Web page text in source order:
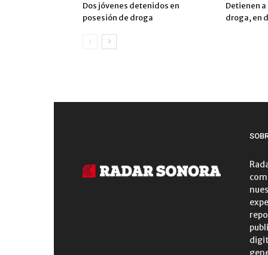
Dos jóvenes detenidos en
posesión de droga
Detienen
droga, en